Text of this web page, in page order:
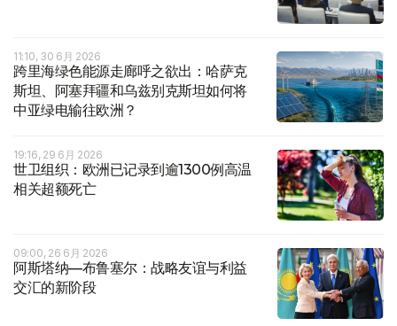
11:10, 30 6月 2026
跨里海绿色能源走廊呼之欲出：哈萨克
斯坦、阿塞拜疆和乌兹别克斯坦如何将
中亚绿电输往欧洲？
19:16, 29 6月 2026
世卫组织：欧洲已记录到逾1300例高温
相关超额死亡
09:00, 26 6月 2026
阿斯塔纳—布鲁塞尔：战略友谊与利益
交汇的新阶段